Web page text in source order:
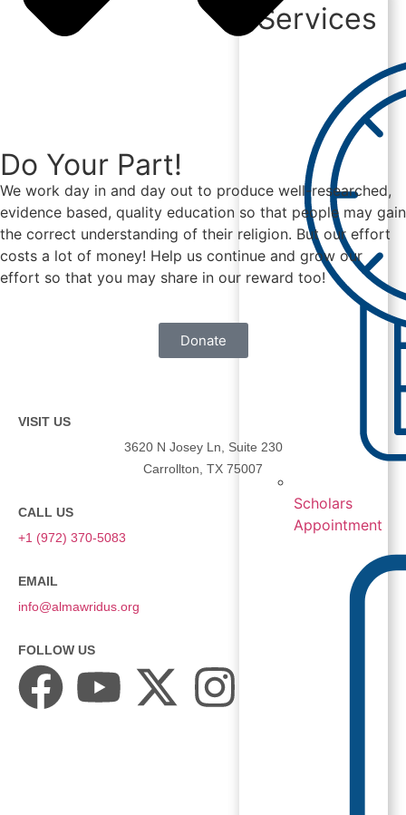
Services
Scholars
Appointment
Do Your Part!
We work day in and day out to produce well-researched,
evidence based, quality education so that people may gain
the correct understanding of their religion. But our effort
costs a lot of money! Help us continue and grow our
effort so that you may share in our reward too!
Donate
VISIT US
3620 N Josey Ln, Suite 230
Carrollton, TX 75007
CALL US
+1 (972) 370-5083
EMAIL
info@almawridus.org
FOLLOW US